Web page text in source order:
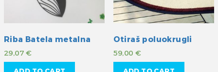
Riba Batela metalna
29,07€
Otiraš poluokrugli
59,00€